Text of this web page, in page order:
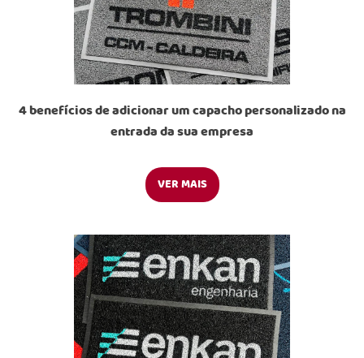
4 benefícios de adicionar um capacho personalizado na
entrada da sua empresa
VER MAIS